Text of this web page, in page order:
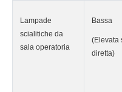
Lampade
scialitiche da
sala operatoria
Bassa
(Elevata
diretta)